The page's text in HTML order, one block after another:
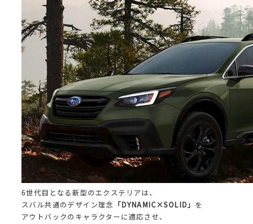
6世代目となる新型のエクステリアは、
スバル共通のデザイン理念 「DYNAMIC×SOLID」 を
アウトバックのキャラクターに適応させ、